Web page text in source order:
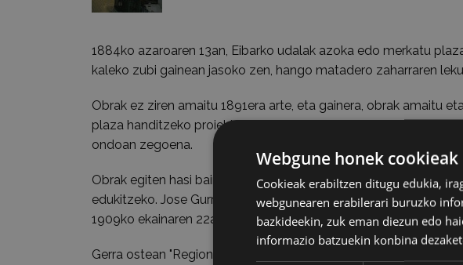
1884ko azaroaren 13an, Eibarko udalak azoka edo merkatu
kaleko zubi gainean jasoko zen, hango matadero zaharraren
Obrak ez ziren amaitu 1891era arte, eta gainera, obrak amaitu
plaza handitzeko proiektua enkargatu zen. Esan behar da
ondoan zegoena.
Obrak egiten hasi baino lehen, azoka zaharraren eraikina bota
edukitzeko. Jose Gurruchaga arkitektoak egin zuen proiektua,
1909ko ekainaren 22an inauguratu zen.
Gerra ostean "Regiones Devastadas"eko zuzendaritza nagusiak
Webgune honek
Cookieak erabiltzen ditugu edukia,
webgunearen erabilerari buruzko
bazkideekin, zuk eman diezun edo
informazio batzuekin konbina